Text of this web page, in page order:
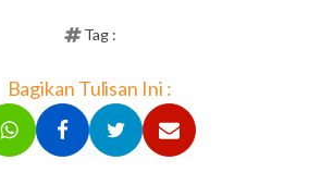
Tag :
Bagikan Tulisan Ini :